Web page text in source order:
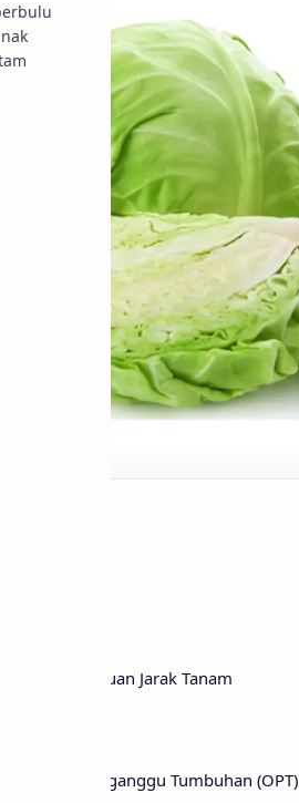
dan Penentuan Jarak Tanam
Pengganggu Tumbuhan (OPT)